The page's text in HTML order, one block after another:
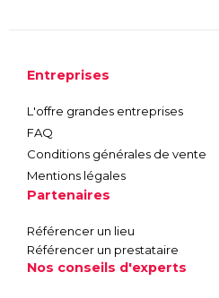
Entreprises
L'offre grandes entreprises
FAQ
Conditions générales de vente
Mentions légales
Partenaires
Référencer un lieu
Référencer un prestataire
Nos conseils d'experts